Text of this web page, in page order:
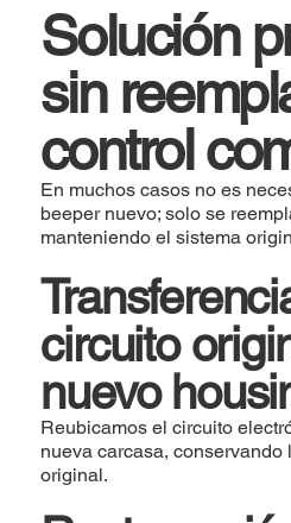
Solución
sin
control
En muchos casos no es
beeper nuevo; solo se
manteniendo el sistema
circuito
nuevo
Reubicamos el circuito
nueva carcasa, conservando
original.